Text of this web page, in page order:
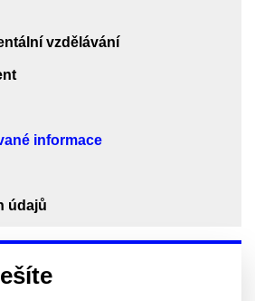
vzdělávání
informace
údajů